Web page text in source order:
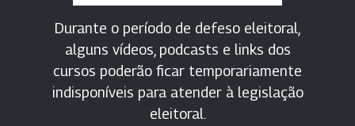
Durante o período de defeso eleitoral,
alguns vídeos, podcasts e links dos
cursos poderão ficar temporariamente
indisponíveis para atender à legislação
eleitoral.